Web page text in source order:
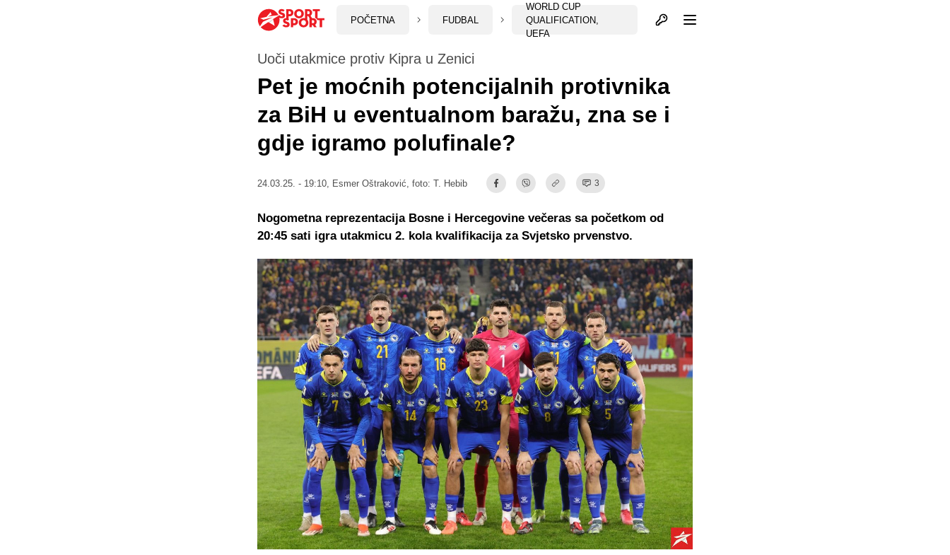
POČETNA FUDBAL
WORLD CUP
QUALIFICATION,
UEFA
Otvori profil
Uoči utakmice protiv Kipra u Zenici
Pet je moćnih potencijalnih protivnika
za BiH u eventualnom baražu, zna se i
gdje igramo polufinale?
24.03.25. - 19:10, Esmer Oštraković , foto: T. Hebib 3
Nogometna reprezentacija Bosne i Hercegovine večeras sa početkom od
20:45 sati igra utakmicu 2. kola kvalifikacija za Svjetsko prvenstvo.